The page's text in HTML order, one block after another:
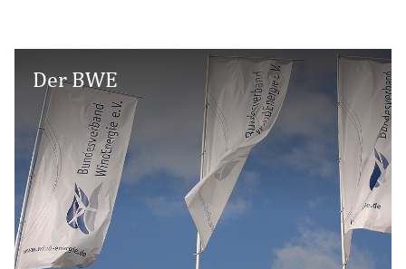
Der BWE